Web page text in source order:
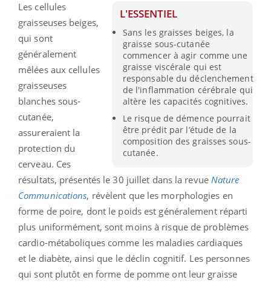
L'ESSENTIEL
Sans les graisses beiges, la
graisse sous-cutanée
commencer à agir comme une
graisse viscérale qui est
responsable du déclenchement
de l'inflammation cérébrale qui
altère les capacités cognitives.
Le risque de démence pourrait
être prédit par l’étude de la
composition des graisses sous-
cutanée.
Les cellules
graisseuses beiges,
qui sont
généralement
mêlées aux cellules
graisseuses
blanches sous-
cutanée,
assureraient la
protection du
cerveau. Ces
résultats, présentés le 30 juillet dans la revue Nature
Communications, révèlent que les morphologies en
forme de poire, dont le poids est généralement réparti
plus uniformément, sont moins à risque de problèmes
cardio-métaboliques comme les maladies cardiaques
et le diabète, ainsi que le déclin cognitif. Les personnes
qui sont plutôt en forme de pomme ont leur graisse